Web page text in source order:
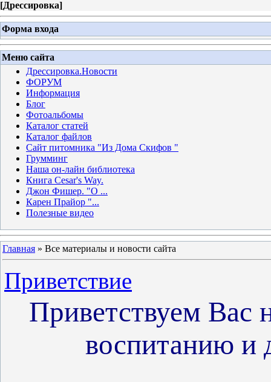
[Дрессировка]
Форма входа
Меню сайта
Дрессировка.Новости
ФОРУМ
Информация
Блог
Фотоальбомы
Каталог статей
Каталог файлов
Сайт питомника "Из Дома Скифов "
Грумминг
Наша он-лайн библиотека
Книга Cesar's Way.
Джон Фишер. "О ...
Карен Прайор "...
Полезные видео
Главная » Все материалы и новости сайта
Приветствие
Приветствуем Вас
воспитанию и